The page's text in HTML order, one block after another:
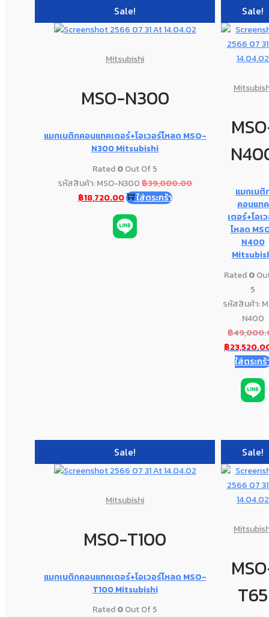
Sale!
Mitsubishi
MSO-N300
แมกเนติกคอนแทคเตอร์+โอเวอร์โหลด MSO-
N300 Mitsubishi
Rated0Out Of 5
รหัสสินค้า: MSO-N300฿39,000.00
฿18,720.00 ใส่ตระกร้า
Sale!
แมกเนติ
คอนแทค
เตอร์+โอเ
โหลด
N400
Rated0
5
รหัสสินค้า:
N400
฿
฿
ใส่ตระกร้
Sale!
Mitsubishi
MSO-T100
แมกเนติกคอนแทคเตอร์+โอเวอร์โหลด MSO-
T100 Mitsubishi
Rated0Out Of 5
Sale!
T65